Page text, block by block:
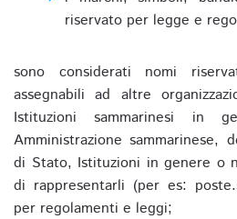
riservato per legge e
sono considerati nomi
assegnabili ad altre
Istituzioni sammarinesi in
Amministrazione sammarinese,
di Stato, Istituzioni in genere o
di rappresentarli (per es:
per regolamenti e leggi;